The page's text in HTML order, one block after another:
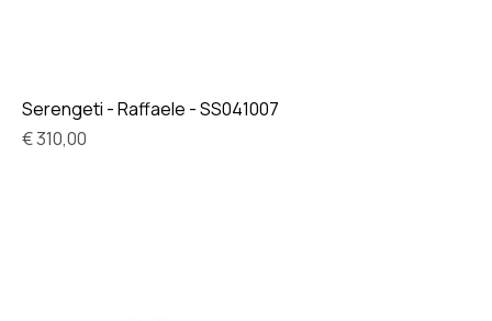
Serengeti - Raffaele - SS041007
Prijs
€ 310,00